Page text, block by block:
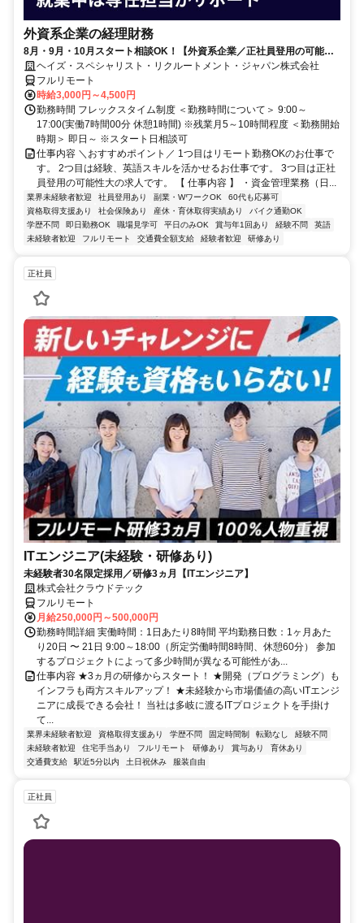
外資系企業の経理財務
8月・9月・10月スタート相談OK！【外資系企業／正社員登用の可能性
大／700万～800万／リモート勤務OK】経理財務
ヘイズ・スペシャリスト・リクルートメント・ジャパン株式会社
フルリモート
時給3,000円～4,500円
勤務時間 フレックスタイム制度 ＜勤務時間について＞ 9:00～
17:00(実働7時間00分 休憩1時間) ※残業月5～10時間程度 ＜勤務開始
時期＞ 即日～ ※スタート日相談可
仕事内容 ＼おすすめポイント／ 1つ目はリモート勤務OKのお仕事で
す。 2つ目は経験、英語スキルを活かせるお仕事です。 3つ目は正社
員登用の可能性大の求人です。 【 仕事内容 】 ・資金管理業務（日...
業界未経験者歓迎 社員登用あり 副業・WワークOK
60代も応募可
資格取得支援あり
社会保険あり 産休・育休取得実績あり
バイク通勤OK
学歴不問
即日勤務OK 職場見学可 平日のみOK 賞与年1回あり 経験不問
英語
未経験者歓迎
フルリモート 交通費全額支給 経験者歓迎 研修あり
正社員
ITエンジニア(未経験・研修あり)
未経験者30名限定採用／研修3ヵ月【ITエンジニア】
株式会社クラウドテック
フルリモート
月給250,000円～500,000円
勤務時間詳細 実働時間：1日あたり8時間 平均勤務日数：1ヶ月あた
り20日 〜 21日 9:00～18:00（所定労働時間8時間、休憩60分） 参加
するプロジェクトによって多少時間が異なる可能性があ...
仕事内容 ★3ヵ月の研修からスタート！ ★開発（プログラミング）も
インフラも両方スキルアップ！ ★未経験から市場価値の高いITエンジ
ニアに成長できる会社！ 当社は多岐に渡るITプロジェクトを手掛け
て...
業界未経験者歓迎 資格取得支援あり 学歴不問 固定時間制 転勤なし
経験不問
未経験者歓迎
住宅手当あり フルリモート 研修あり 賞与あり
育休あり
交通費支給
駅近5分以内 土日祝休み 服装自由
正社員